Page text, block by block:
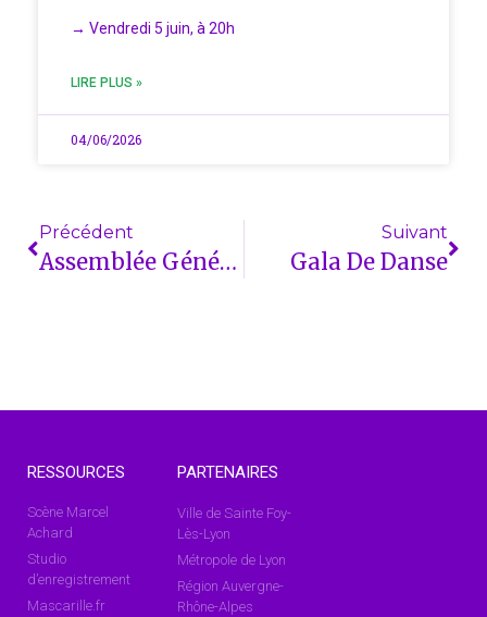
→ Vendredi 5 juin, à 20h
LIRE PLUS »
04/06/2026
Précédent
Assemblée Générale Des Adhérents
Suivant
Gala De Danse
RESSOURCES
Scène Marcel
Achard
Studio
d’enregistrement
Mascarille.fr
PARTENAIRES
Ville de Sainte Foy-
Lès-Lyon
Métropole de Lyon
Région Auvergne-
Rhône-Alpes